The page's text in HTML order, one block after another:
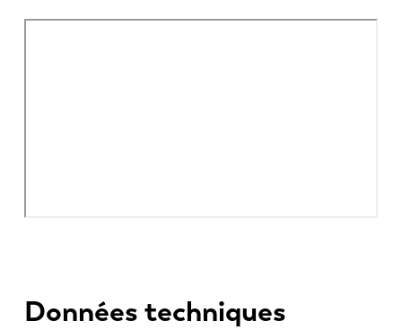
Données techniques